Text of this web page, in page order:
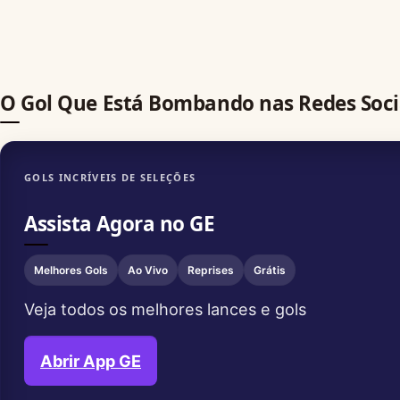
O Gol Que Está Bombando nas Redes
GOLS INCRÍVEIS DE SELEÇÕES
Assista Agora no GE
Melhores Gols Ao Vivo Reprises Grátis
Veja todos os melhores lances e gols
Abrir App GE